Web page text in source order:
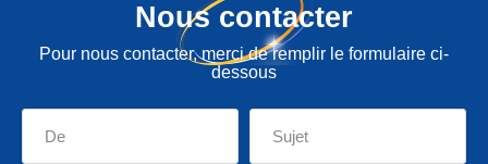
Nous contacter
Pour nous contacter, merci de remplir le formulaire ci-
dessous